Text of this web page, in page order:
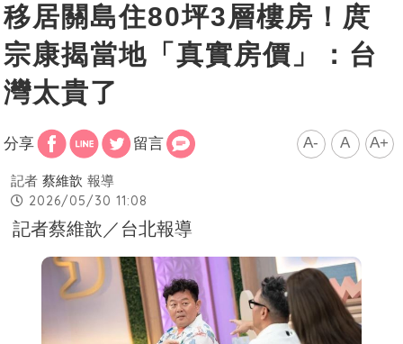
移居關島住80坪3層樓房！庹
宗康揭當地「真實房價」：台
灣太貴了
分享 留言 A- A A+
記者 蔡維歆 報導
2026/05/30 11:08
記者蔡維歆／台北報導